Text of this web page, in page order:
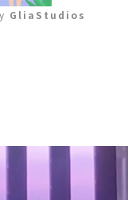
GliaStudios